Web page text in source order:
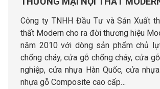
Công ty TNHH Đầu Tư và Sản Xuất
thất Modern cho ra đời thương hiệu
năm 2010 với dòng sản phẩm chủ
chống cháy, cửa gỗ chống cháy, cửa
nghiệp, cửa nhựa Hàn Quốc, cửa
nhựa gỗ Composite cao cấp…